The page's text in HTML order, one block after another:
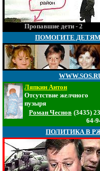
Пропавшие дети - 2
ПОМОГИТЕ
Ляпкин Антон
Отсутствие желчного
пузыря
Роман Чеснов (3435)
64-
ПОЛИТИКА В